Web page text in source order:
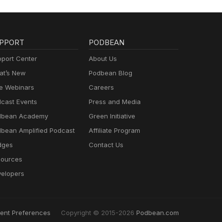
Center
New
Webinars
Events
Academy
Amplified Podcast
PODBEAN
About Us
Podbean Blog
Careers
Press and Media
Green Initiative
Affiliate Program
Contact Us
Preferences Copyright © 2015-2026 Podbean.com